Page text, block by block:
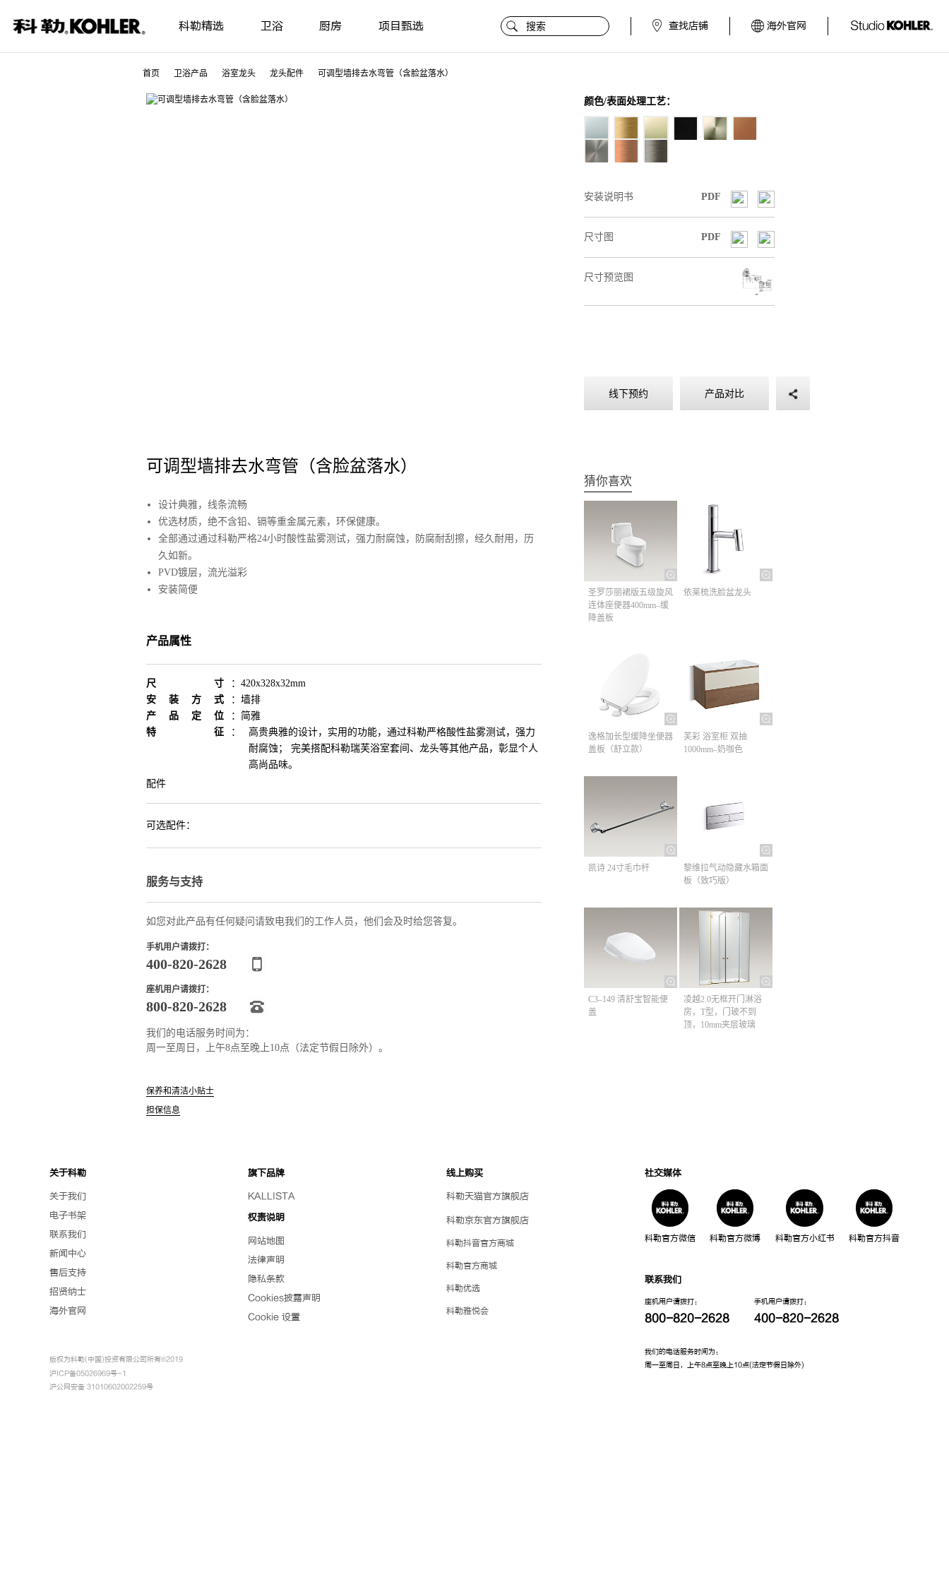
科勒精选 卫浴 厨房 项目甄选 查找店铺 海外官网
首页 卫浴产品 浴室龙头 龙头配件 可调型墙排去水弯管（含脸盆落水）
可调型墙排去水弯管（含脸盆落水）
设计典雅，线条流畅
优选材质，绝不含铅、镉等重金属元素，环保健康。
全部通过通过科勒严格24小时酸性盐雾测试，强力耐腐蚀，防腐耐刮擦，经久耐用，历
久如新。
PVD镀层，流光溢彩
安装简便
产品属性
尺寸 ： 420x328x32mm
安装方式
： 墙排
产品定位
： 简雅
特征
：
高贵典雅的设计，实用的功能，通过科勒严格酸性盐雾测试，强力
耐腐蚀； 完美搭配科勒瑞芙浴室套间、龙头等其他产品，彰显个人
高尚品味。
配件
可选配件：
服务与支持
如您对此产品有任何疑问请致电我们的工作人员，他们会及时给您答复。
手机用户请拨打：
400-820-2628
座机用户请拨打：
800-820-2628
我们的电话服务时间为：
周一至周日，上午8点至晚上10点（法定节假日除外）。
保养和清洁小贴士
担保信息
颜色/表面处理工艺：
安装说明书 PDF
尺寸图 PDF
尺寸预览图
线下预约 产品对比
猜你喜欢
圣罗莎丽裙版五级旋风
连体座便器400mm–缓
降盖板
依莱梳洗脸盆龙头
逸格加长型缓降坐便器
盖板（舒立款）
芙彩 浴室柜 双抽
1000mm–奶咖色
凯诗 24寸毛巾杆​
黎维拉气动隐藏水箱面
板（致巧版）
C3–149 清舒宝智能便
盖
凌越2.0无框开门淋浴
房，T型，门玻不到
顶，10mm夹层玻璃
关于科勒
关于我们
电子书架
联系我们
新闻中心
售后支持
招贤纳士
海外官网
旗下品牌
KALLISTA
权责说明
网站地图
法律声明
隐私条款
Cookies披露声明
Cookie 设置
线上购买
科勒天猫官方旗舰店
科勒京东官方旗舰店
科勒抖音官方商城
科勒官方商城
科勒优选
科勒雅悦会
版权为科勒(中国)投资有限公司所有©2019
沪ICP备05026969号-1
沪公网安备 31010602002259号
社交媒体
科勒官方微信 科勒官方微博 科勒官方小红书 科勒官方抖音
联系我们
座机用户请拨打：
800-820-2628
手机用户请拨打：
400-820-2628
我们的电话服务时间为：
周一至周日，上午8点至晚上10点(法定节假日除外)